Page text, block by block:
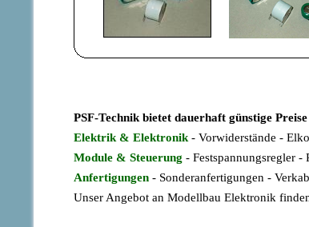
PSF-Technik bietet dauerhaft günstige
Elektrik & Elektronik - Vorwiderstände -
Module & Steuerung - Festspannungsregler
Anfertigungen - Sonderanfertigungen -
Unser Angebot an Modellbau Elektronik